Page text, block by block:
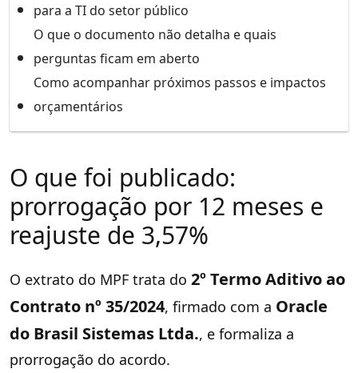
para a TI do setor público
O que o documento não detalha e quais
perguntas ficam em aberto
Como acompanhar próximos passos e impactos
orçamentários
O que foi publicado:
prorrogação por 12 meses e
reajuste de 3,57%
O extrato do MPF trata do 2º Termo Aditivo ao
Contrato nº 35/2024, firmado com a Oracle
do Brasil Sistemas Ltda., e formaliza a
prorrogação do acordo.